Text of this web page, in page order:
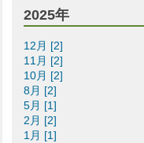
2025年
12月 [2]
11月 [2]
10月 [2]
8月 [2]
5月 [1]
2月 [2]
1月 [1]